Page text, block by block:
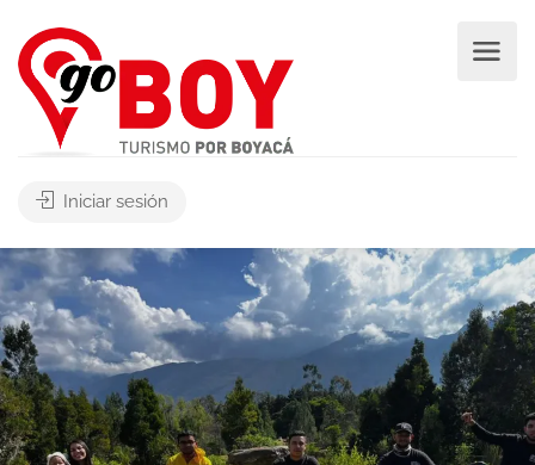
Iniciar sesión